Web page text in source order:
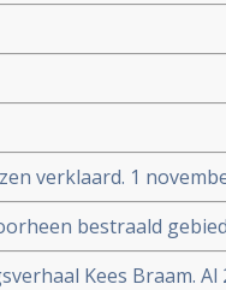
verklaard. 1
bestraald
Kees Braam.